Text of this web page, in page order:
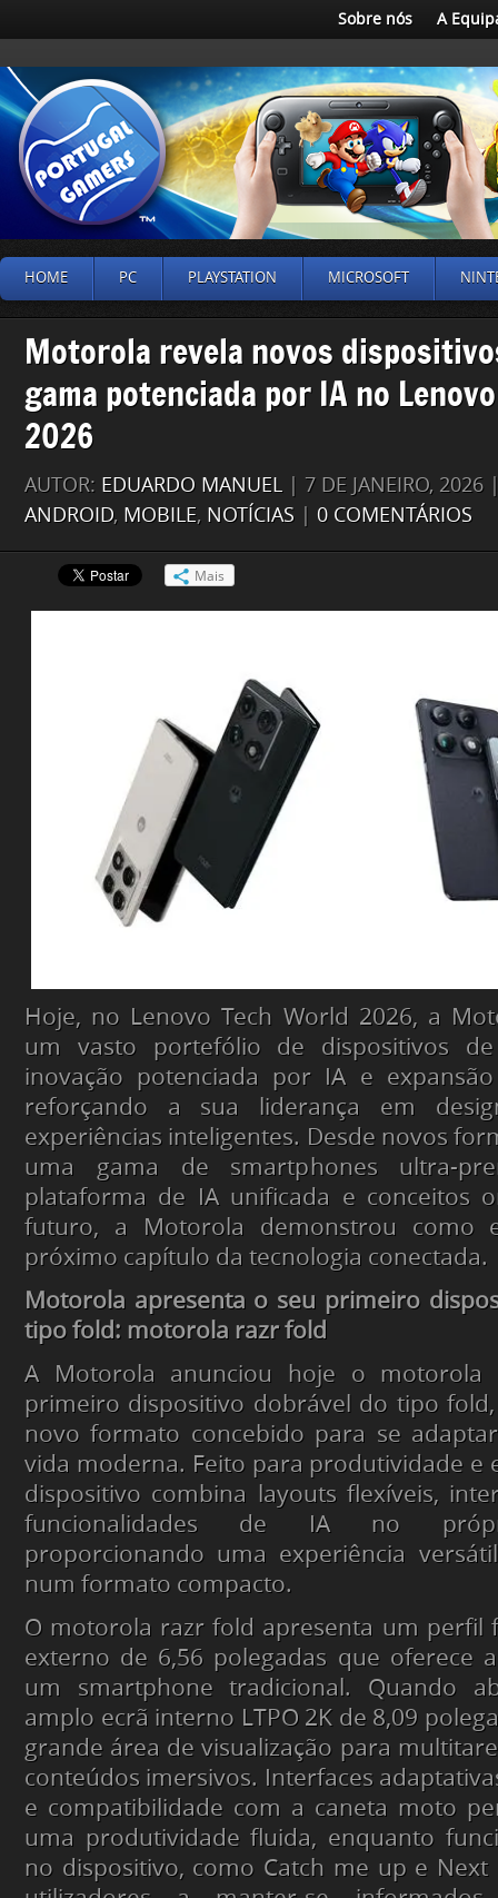
Sobre nós A
HOME PC PLAYSTATION MICROSOFT
Motorola revela novos
gama potenciada por IA no
2026
AUTOR: EDUARDO MANUEL | 7 DE JANEIRO, 2026
ANDROID, MOBILE, NOTÍCIAS 0 COMENTÁRIOS
Mais
Hoje, no Lenovo Tech World 2026, a
um vasto portefólio de dispositivos
inovação potenciada por IA e
reforçando a sua liderança em
experiências inteligentes. Desde novos
uma gama de smartphones ultra-
plataforma de IA unificada e conceitos
futuro, a Motorola demonstrou como
próximo capítulo da tecnologia conectada.
Motorola apresenta o seu primeiro
tipo fold: motorola razr fold
A Motorola anunciou hoje o
primeiro dispositivo dobrável do tipo
novo formato concebido para se
vida moderna. Feito para produtividade e
dispositivo combina layouts flexíveis,
funcionalidades de IA no
proporcionando uma experiência
num formato compacto.
O motorola razr fold apresenta um perfil
externo de 6,56 polegadas que oferece
um smartphone tradicional. Quando
amplo ecrã interno LTPO 2K de 8,09
grande área de visualização para
conteúdos imersivos. Interfaces
e compatibilidade com a caneta moto
uma produtividade fluida, enquanto
no dispositivo, como Catch me up e Next